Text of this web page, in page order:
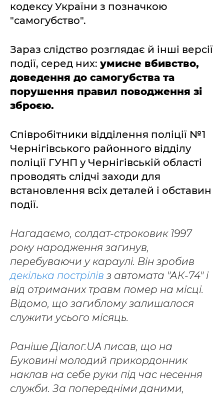
кодексу України з позначкою
"самогубство".
Зараз слідство розглядає й інші версії
події, серед них: умисне вбивство,
доведення до самогубства та
порушення правил поводження зі
зброєю.
Співробітники відділення поліції №1
Чернігівського районного відділу
поліції ГУНП у Чернігівській області
проводять слідчі заходи для
встановлення всіх деталей і обставин
події.
Нагадаємо, солдат-строковик 1997
року народження загинув,
перебуваючи у караулі. Він зробив
декілька пострілів з автомата "АК-74" і
від отриманих травм помер на місці.
Відомо, що загиблому залишалося
служити усього місяць.
Раніше Діалог.UA писав, що на
Буковині молодий прикордонник
наклав на себе руки під час несення
служби. За попередніми даними,